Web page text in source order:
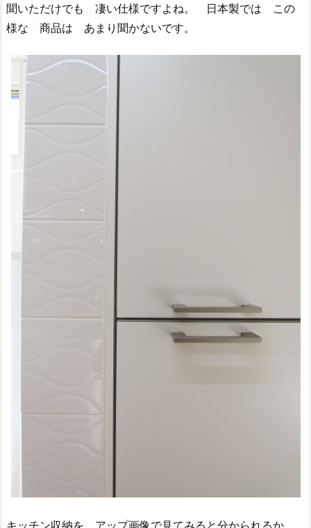
聞いただけでも 凄い仕様ですよね。 日本製では この
様な 商品は あまり聞かないです。
キッチン収納を アップ画像で見てみると分かられるか